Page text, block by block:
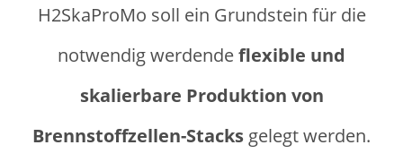
H2SkaProMo soll ein Grundstein für die
notwendig werdendeflexible und
skalierbare Produktion von
Brennstoffzellen-Stacks gelegt werden.